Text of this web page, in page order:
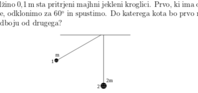
0,1 m sta pritrjeni majhni jekleni kroglici. Prvo, ki ima
odklonimo za 60◦ in spustimo. Do katerega kota bo prvo
od drugega?
 
 


  
  
  



m
2
1
2m